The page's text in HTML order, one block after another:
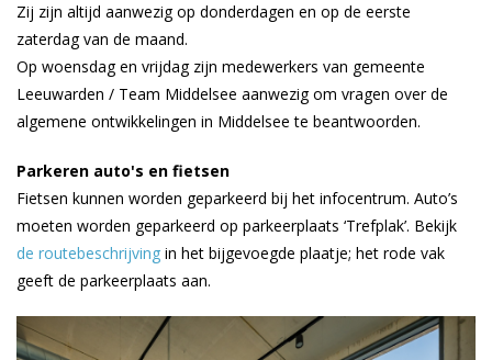
Zij zijn altijd aanwezig op donderdagen en op de eerste
zaterdag van de maand.
Op woensdag en vrijdag zijn medewerkers van gemeente
Leeuwarden / Team Middelsee aanwezig om vragen over de
algemene ontwikkelingen in Middelsee te beantwoorden.
Parkeren auto's en fietsen
Fietsen kunnen worden geparkeerd bij het infocentrum. Auto’s
moeten worden geparkeerd op parkeerplaats ‘Trefplak’. Bekijk
de routebeschrijving in het bijgevoegde plaatje; het rode vak
geeft de parkeerplaats aan.